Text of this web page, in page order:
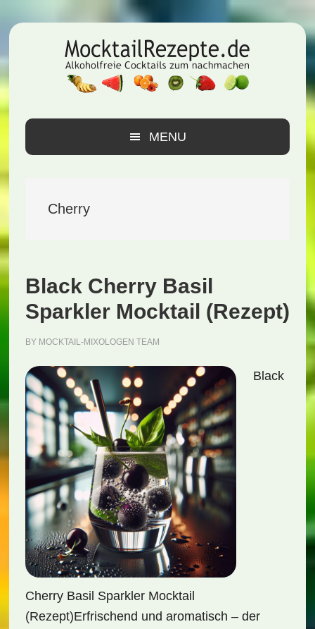
Hauptnavigation
Inhalt
Seitenspalte
MENU
Cherry
Black Cherry Basil
Sparkler Mocktail (Rezept)
BY MOCKTAIL-MIXOLOGEN TEAM
Black
Cherry Basil Sparkler Mocktail
(Rezept)Erfrischend und aromatisch – der